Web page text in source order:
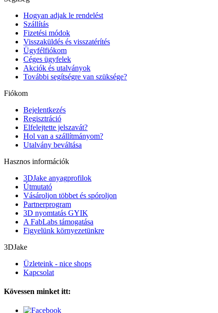
Hogyan adjak le rendelést
Szállítás
Fizetési módok
Visszaküldés és visszatérítés
Ügyfélfiókom
Céges ügyfelek
Akciók és utalványok
További segítségre van szüksége?
Fiókom
Bejelentkezés
Regisztráció
Elfelejtette jelszavát?
Hol van a szállítmányom?
Utalvány beváltása
Hasznos információk
3DJake anyagprofilok
Útmutató
Vásároljon többet és spóroljon
Partnerprogram
3D nyomtatás GYIK
A FabLabs támogatása
Figyelünk környezetünkre
3DJake
Üzleteink - nice shops
Kapcsolat
Kövessen minket itt: